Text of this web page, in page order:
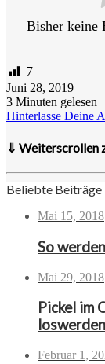
Bisher keine
7
Juni 28, 2019
3 Minuten gelesen
Hinterlasse Deine
⇓ Weiterscrollen
Beliebte Beiträge
Mai 15, 2018
So
Mai 29, 2018
Pickel im
loswerden
Februar 1,